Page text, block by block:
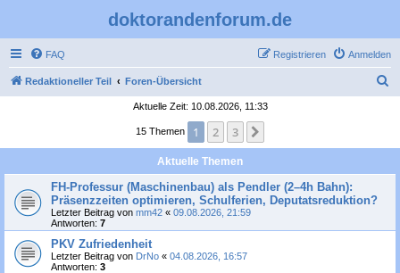
doktorandenforum.de
FAQ Anmelden
Registrieren
Redaktioneller Teil Foren-Übersicht
Aktuelle Zeit: 10.08.2026, 11:33
15 Themen 1 2 3
Aktuelle Themen
FH-Professur (Maschinenbau) als Pendler (2–4h Bahn):
Präsenzzeiten optimieren, Schulferien, Deputatsreduktion?
Letzter Beitrag von mm42 « 09.08.2026, 21:59
Antworten: 7
PKV Zufriedenheit
Letzter Beitrag von DrNo « 04.08.2026, 16:57
Antworten: 3